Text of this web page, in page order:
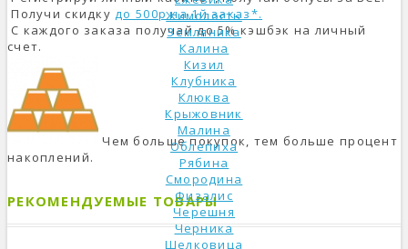
Жимолость
Земляника
Калина
Кизил
Клубника
Клюква
Крыжовник
Малина
Облепиха
Рябина
Смородина
Физалис
Черешня
Черника
Шелковица
Получи скидкудо 500р на 1й заказ*.
С каждого заказа получай до 5% кэшбэк на личный
счет.
Чем больше покупок, тем больше процент
накоплений.
РЕКОМЕНДУЕМЫЕ ТОВАРЫ